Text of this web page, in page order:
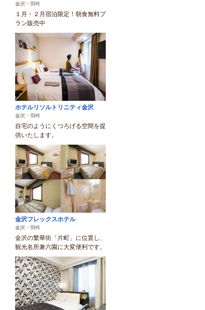
金沢・羽咋
１月・２月宿泊限定！朝食無料プ
ラン販売中
ホテルリソルトリニティ金沢
金沢・羽咋
自宅のようにくつろげる空間を提
供いたします。
金沢フレックスホテル
金沢・羽咋
金沢の繁華街「片町」に位置し、
観光名所兼六園に大変便利です。